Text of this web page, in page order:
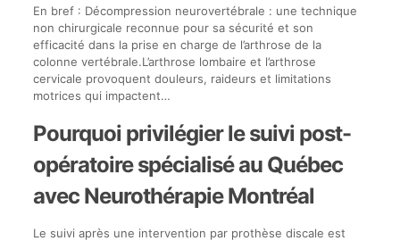
En bref : Décompression neurovertébrale : une technique
non chirurgicale reconnue pour sa sécurité et son
efficacité dans la prise en charge de l’arthrose de la
colonne vertébrale.L’arthrose lombaire et l’arthrose
cervicale provoquent douleurs, raideurs et limitations
motrices qui impactent…
Pourquoi privilégier le suivi post-
opératoire spécialisé au Québec
avec Neurothérapie Montréal
Le suivi après une intervention par prothèse discale est